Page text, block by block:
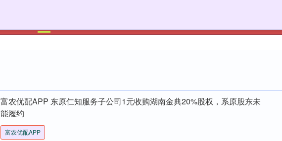
富农优配APP 东原仁知服务子公司1元收购湖南金典20%股权，系原股东未
能履约
富农优配APP